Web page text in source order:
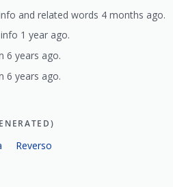
and related words 4 months ago.
1 year ago.
6 years ago.
6 years ago.
Reverso